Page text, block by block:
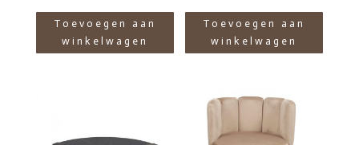
Toevoegen aan
winkelwagen
Toevoegen aan
winkelwagen